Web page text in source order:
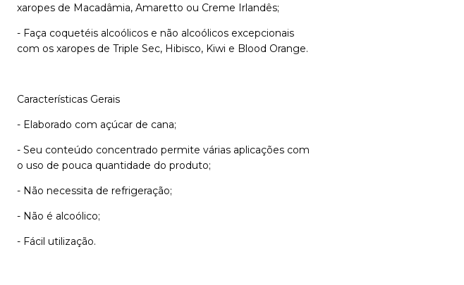
xaropes de Macadâmia, Amaretto ou Creme Irlandês;
- Faça coquetéis alcoólicos e não alcoólicos excepcionais
com os xaropes de Triple Sec, Hibisco, Kiwi e Blood Orange.
Características Gerais
- Elaborado com açúcar de cana;
- Seu conteúdo concentrado permite várias aplicações com
o uso de pouca quantidade do produto;
- Não necessita de refrigeração;
- Não é alcoólico;
- Fácil utilização.